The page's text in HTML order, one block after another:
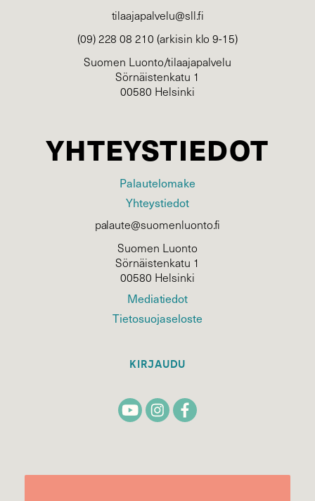
tilaajapalvelu@sll.fi
(09) 228 08 210 (arkisin klo 9-15)
Suomen Luonto/tilaajapalvelu
Sörnäistenkatu 1
00580 Helsinki
YHTEYSTIEDOT
Palautelomake
Yhteystiedot
palaute@suomenluonto.fi
Suomen Luonto
Sörnäistenkatu 1
00580 Helsinki
Mediatiedot
Tietosuojaseloste
KIRJAUDU